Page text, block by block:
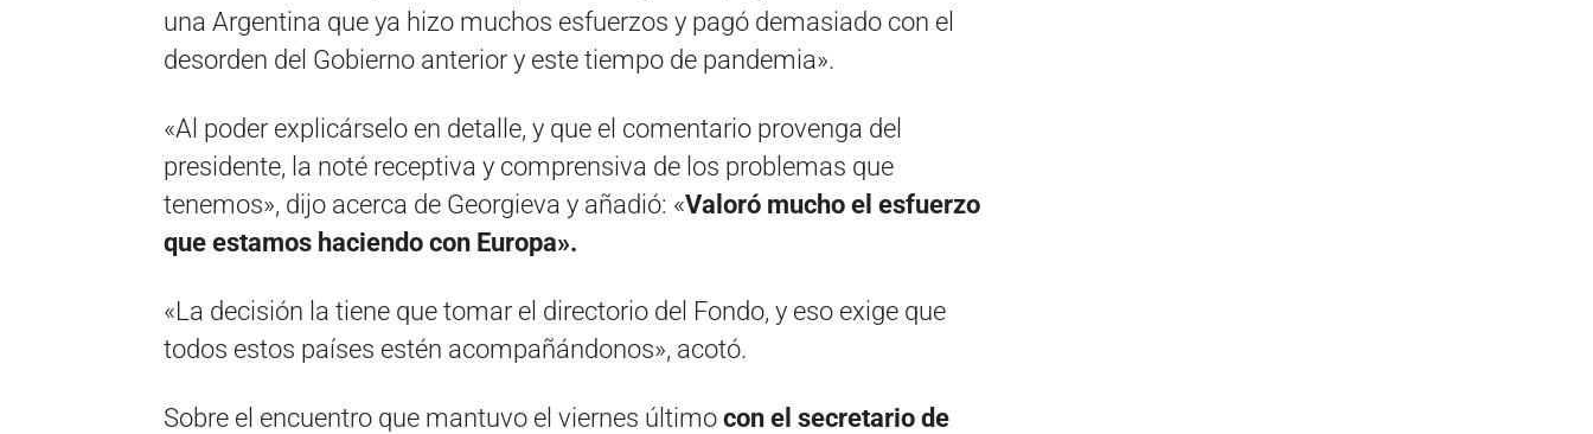
una Argentina que ya hizo muchos esfuerzos y pagó demasiado con el
desorden del Gobierno anterior y este tiempo de pandemia».
«Al poder explicárselo en detalle, y que el comentario provenga del
presidente, la noté receptiva y comprensiva de los problemas que
tenemos», dijo acerca de Georgieva y añadió: «Valoró mucho el esfuerzo
que estamos haciendo con Europa».
«La decisión la tiene que tomar el directorio del Fondo, y eso exige que
todos estos países estén acompañándonos», acotó.
Sobre el encuentro que mantuvo el viernes último con el secretario de